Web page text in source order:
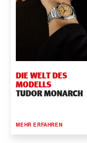
DIE WELT DES
MODELLS
TUDOR MONARCH
MEHR ERFAHREN